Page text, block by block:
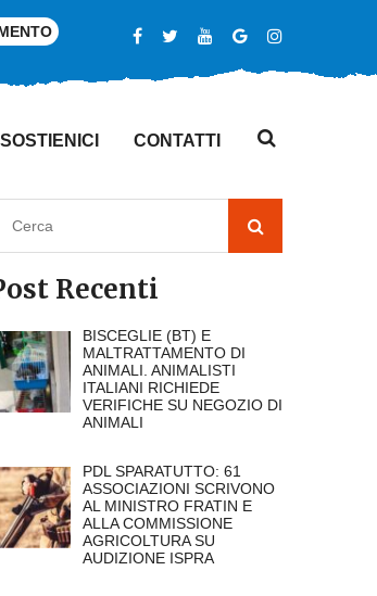
SOSTIENICI CONTATTI
Recenti
BISCEGLIE (BT) E
MALTRATTAMENTO DI
ANIMALI. ANIMALISTI
ITALIANI RICHIEDE
VERIFICHE SU NEGOZIO DI
ANIMALI
PDL SPARATUTTO: 61
ASSOCIAZIONI SCRIVONO
AL MINISTRO FRATIN E
ALLA COMMISSIONE
AGRICOLTURA SU
AUDIZIONE ISPRA